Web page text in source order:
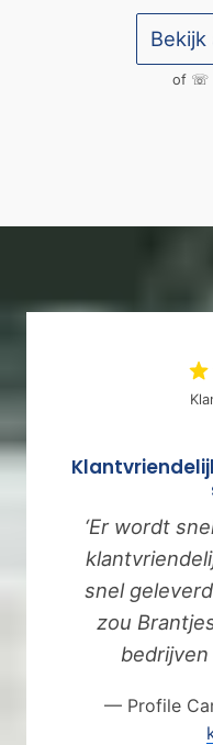
of ☏
‘Er wordt
snel
zou
bedrijven
— Profile